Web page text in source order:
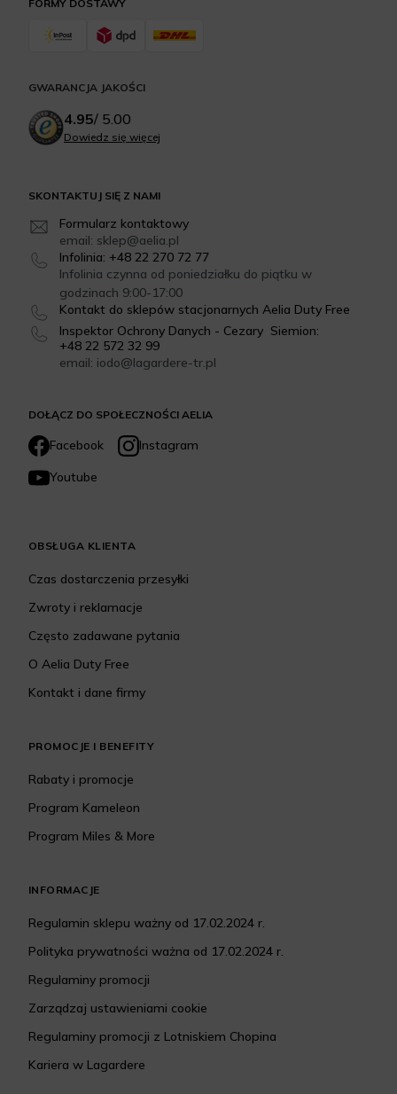
DOŁĄCZ DO SPOŁECZNOŚCI AELIA
Facebook
Instagram
Youtube
SKONTAKTUJ SIĘ Z NAMI
Formularz kontaktowy
email: sklep@aelia.pl
Infolinia: +48 22 270 72 77
Infolinia czynna od poniedziałku do piątku w
godzinach 9:00-17:00
Kontakt do sklepów stacjonarnych Aelia Duty Free
Inspektor Ochrony Danych - Cezary Siemion:
+48 22 572 32 99
email: iodo@lagardere-tr.pl
FORMY DOSTAWY
OBSŁUGA KLIENTA
Czas dostarczenia przesyłki
Zwroty i reklamacje
Często zadawane pytania
O Aelia Duty Free
Kontakt i dane firmy
PROMOCJE I BENEFITY
Rabaty i promocje
Program Kameleon
Program Miles & More
INFORMACJE
Regulamin sklepu ważny od 17.02.2024 r.
Polityka prywatności ważna od 17.02.2024 r.
Regulaminy promocji
Zarządzaj ustawieniami cookie
Regulaminy promocji z Lotniskiem Chopina
Kariera w Lagardere
GWARANCJA JAKOŚCI
4.95/ 5.00
Dowiedz się więcej